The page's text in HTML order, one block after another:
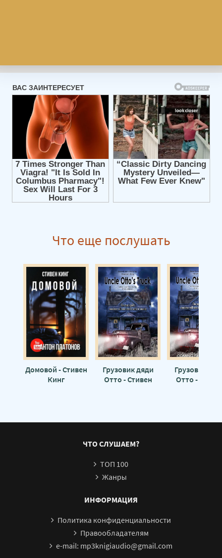
Что еще послушать
Домовой - Стивен
Кинг
Грузовик дяди
Отто - Стивен
Грузовик
Отто -
ЧТО СЛУШАЕМ?
ТОП 100
Жанры
ИНФОРМАЦИЯ
Политика конфиденциальности
Правообладателям
e-mail: mp3knigiaudio@gmail.com